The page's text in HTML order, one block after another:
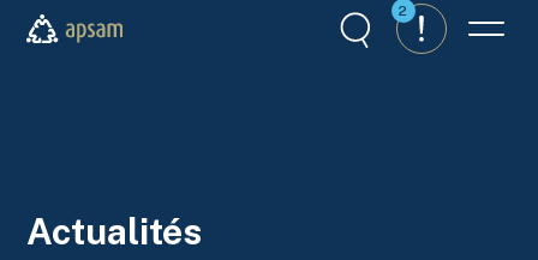
Aller au contenu principal
RechercheAlertes
2
Menu
Actualités